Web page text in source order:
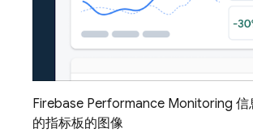
Firebase Performance Monitoring 信
的指标板的图像